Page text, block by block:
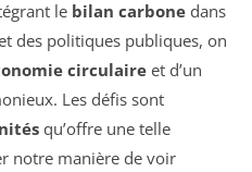
le bilan carbone dans
des politiques publiques, on
circulaire et d’un
Les défis sont
qu’offre une telle
notre manière de voir